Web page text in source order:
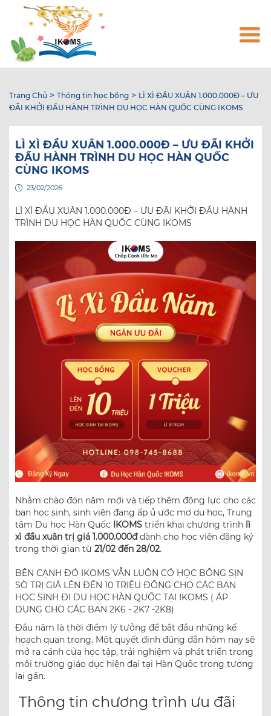
dung
Trang Chủ > Thông tin học bổng > LÌ XÌ ĐẦU XUÂN 1.000.000Đ – ƯU
ĐÃI KHỞI ĐẦU HÀNH TRÌNH DU HỌC HÀN QUỐC CÙNG IKOMS
LÌ XÌ ĐẦU XUÂN 1.000.000Đ – ƯU ĐÃI KHỞI
ĐẦU HÀNH TRÌNH DU HỌC HÀN QUỐC
CÙNG IKOMS
23/02/2026
LÌ XÌ ĐẦU XUÂN 1.000.000Đ – ƯU ĐÃI KHỞI ĐẦU HÀNH
TRÌNH DU HỌC HÀN QUỐC CÙNG IKOMS
Nhằm chào đón năm mới và tiếp thêm động lực cho các
bạn học sinh, sinh viên đang ấp ủ ước mơ du học, Trung
tâm Du học Hàn Quốc IKOMS triển khai chương trình lì
xì đầu xuân trị giá 1.000.000đdành cho học viên đăng ký
trong thời gian từ 21/02 đến 28/02.
BÊN CẠNH ĐÓ IKOMS VẪN LUÔN CÓ HỌC BỔNG SỊN
SÒ TRỊ GIÁ LÊN ĐẾN 10 TRIỆU ĐỒNG CHO CÁC BẠN
HỌC SINH ĐI DU HỌC HÀN QUỐC TẠI IKOMS ( ÁP
DỤNG CHO CÁC BẠN 2K6 - 2K7 -2K8)
Đầu năm là thời điểm lý tưởng để bắt đầu những kế
hoạch quan trọng. Một quyết định đúng đắn hôm nay sẽ
mở ra cánh cửa học tập, trải nghiệm và phát triển trong
môi trường giáo dục hiện đại tại Hàn Quốc trong tương
lai gần.
Thông tin chương trình ưu đãi